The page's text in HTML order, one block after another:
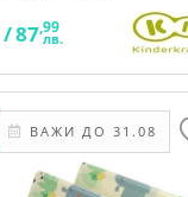
/87,99
лв.
ВАЖИ ДО 31.08